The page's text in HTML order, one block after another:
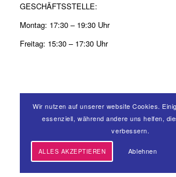
GESCHÄFTSSTELLE:
Montag: 17:30 – 19:30 Uhr
Freitag: 15:30 – 17:30 Uhr
Wir nutzen auf unserer website Cookies.
essenziell, während andere uns helfen,
verbessern.
ALLES AKZEPTIEREN Ablehnen